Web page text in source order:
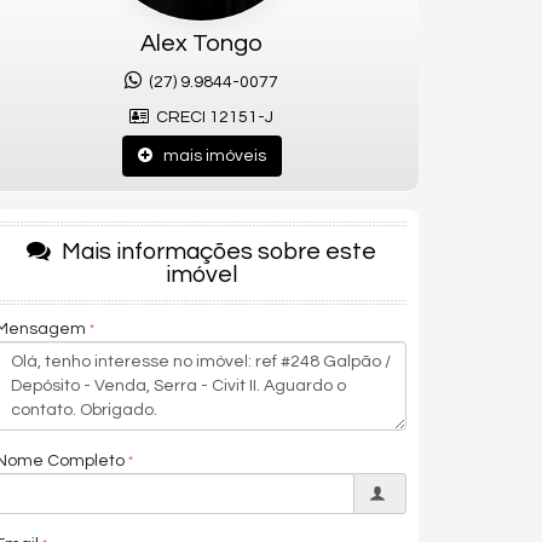
Alex Tongo
(27) 9.9844-0077
CRECI 12151-J
mais imóveis
Mais informações sobre este
imóvel
Completo